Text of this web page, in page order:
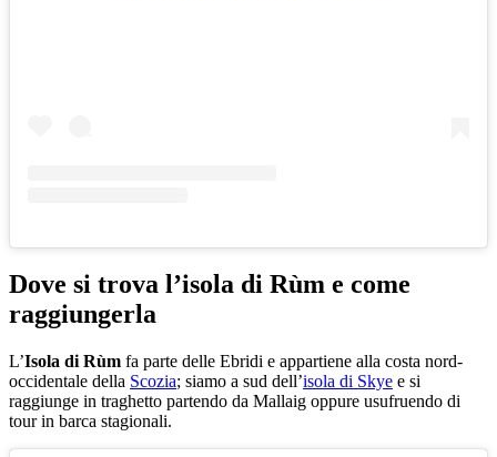
Dove si trova l’isola di Rùm e come
raggiungerla
L’Isola di Rùm fa parte delle Ebridi e appartiene alla costa nord-
occidentale della Scozia; siamo a sud dell’isola di Skye e si
raggiunge in traghetto partendo da Mallaig oppure usufruendo di
tour in barca stagionali.